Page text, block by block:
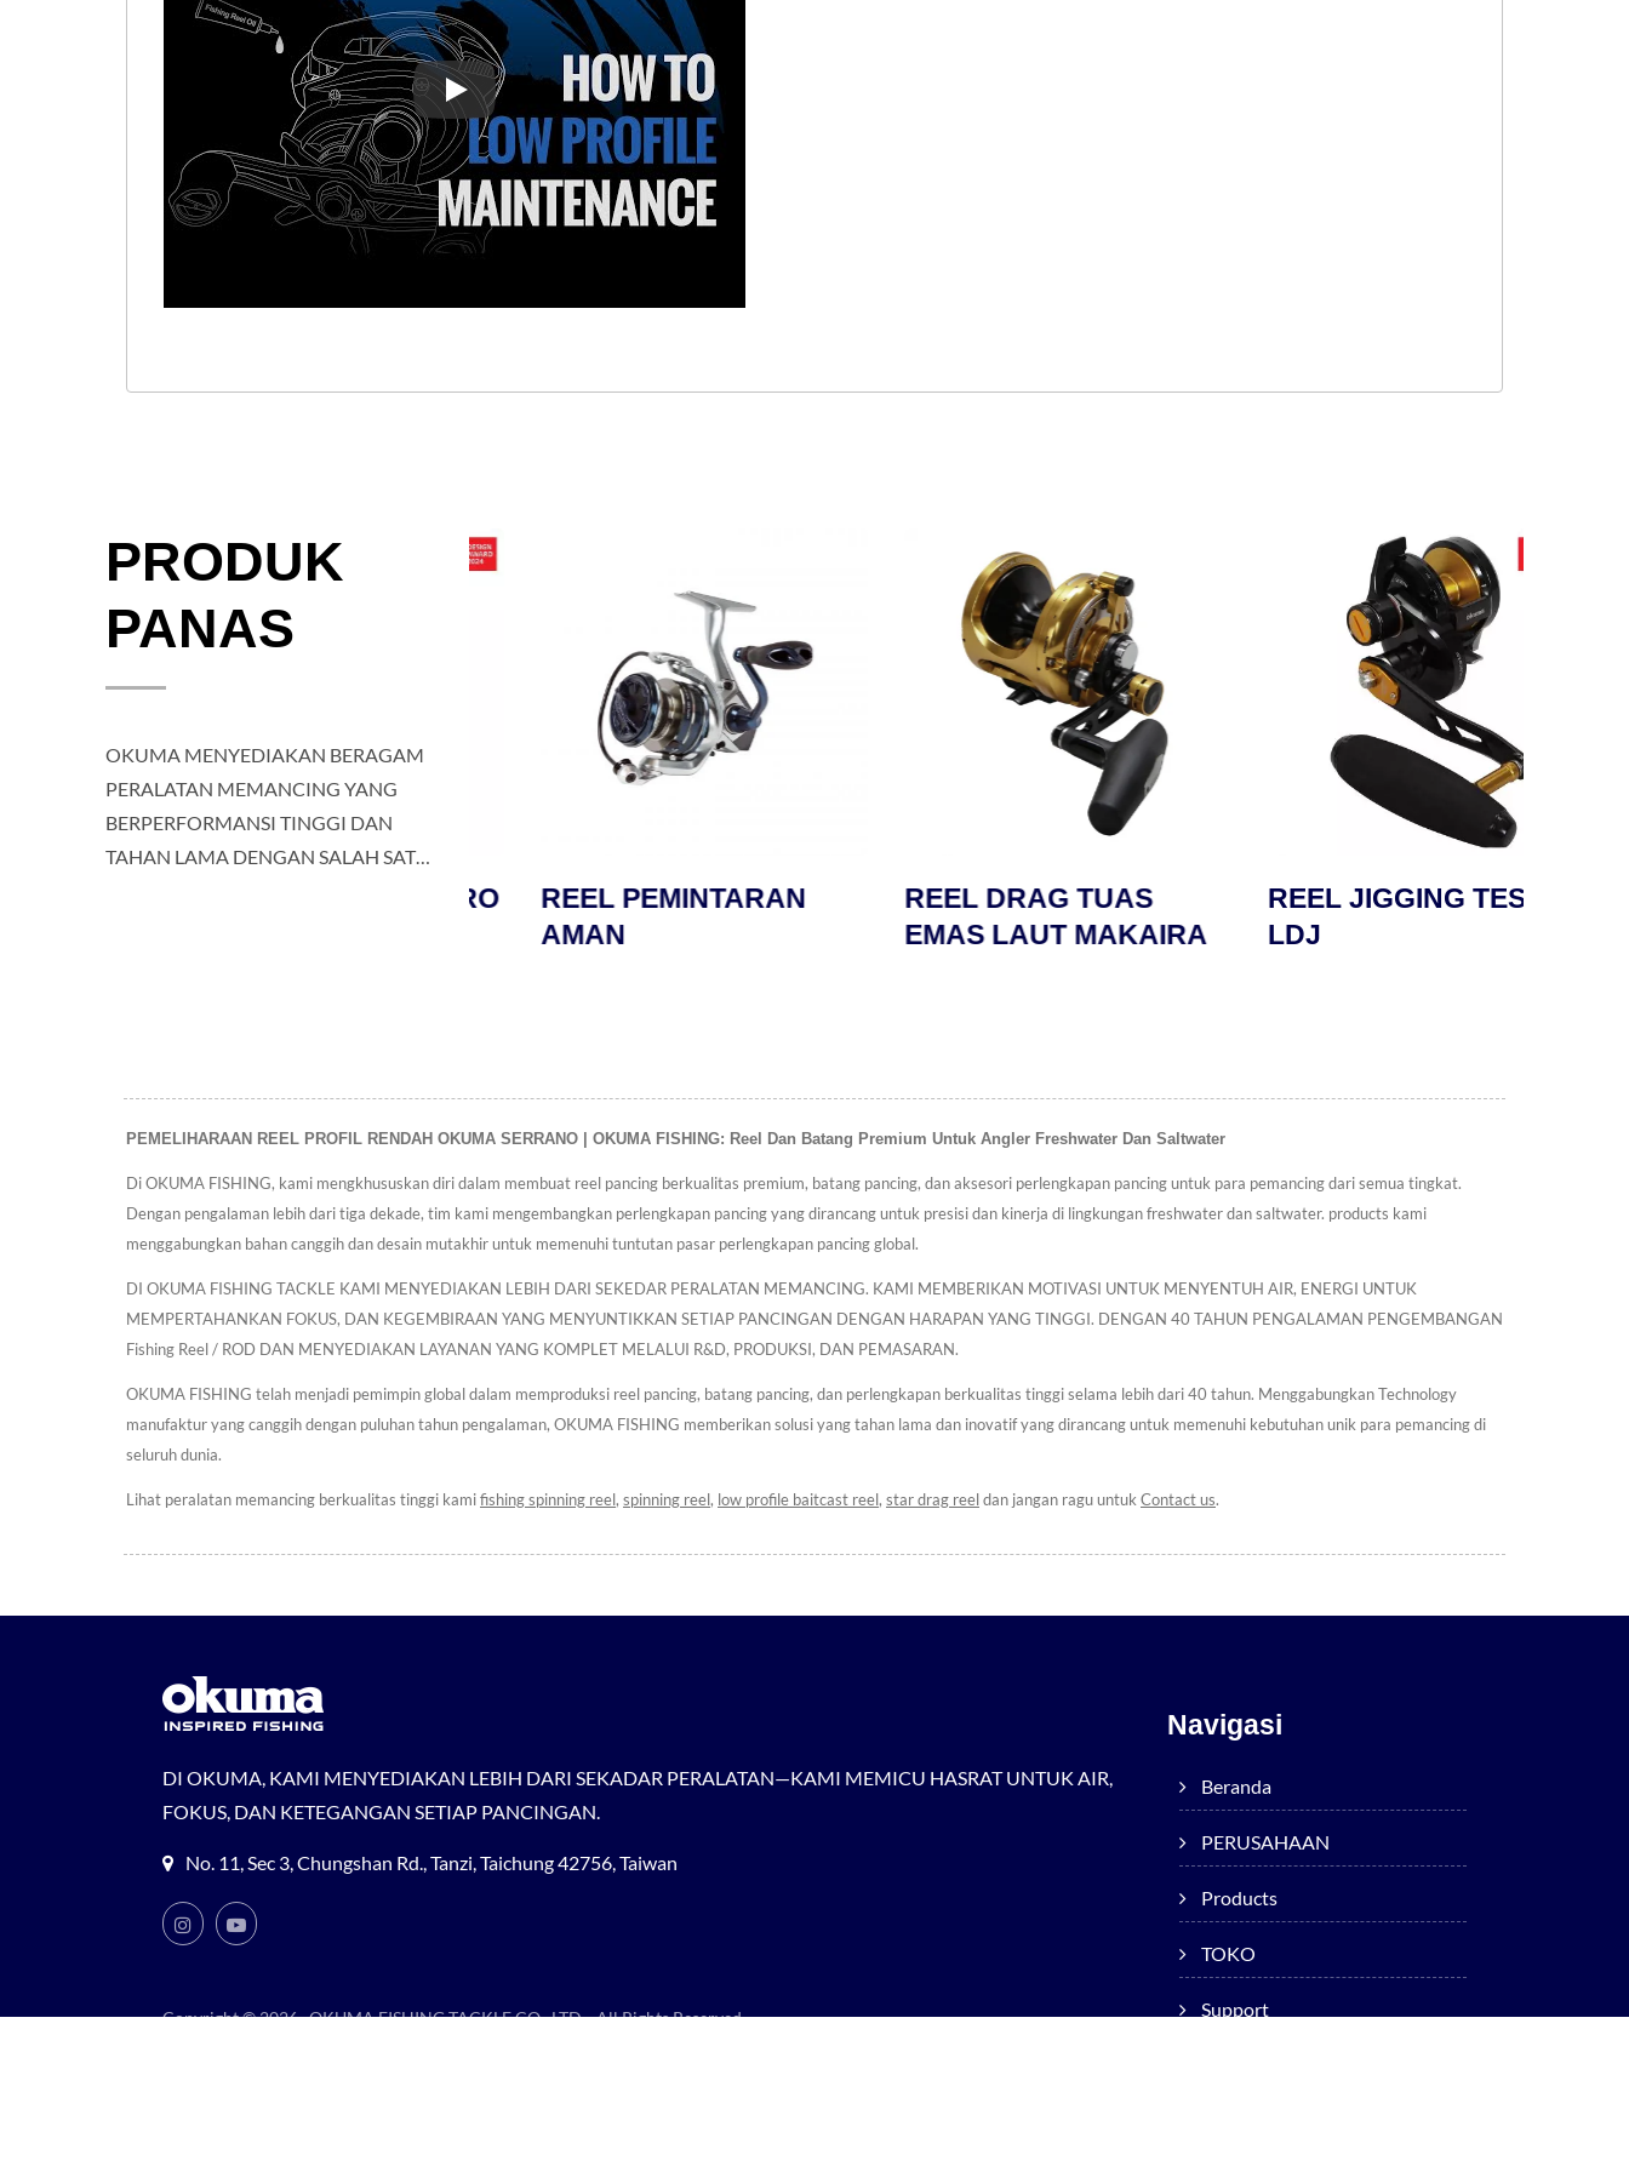
Pemeliharaan reel profil rendah Okuma Serrano
PRODUK
PANAS
OKUMA MENYEDIAKAN BERAGAM
PERALATAN MEMANCING YANG
BERPERFORMANSI TINGGI DAN
TAHAN LAMA DENGAN SALAH SATU
REEL PEMINTARAN
AMAN
REEL DRAG TUAS
EMAS LAUT MAKAIRA
REEL JIGGING TESORO
LDJ
PEMELIHARAAN REEL PROFIL RENDAH OKUMA SERRANO | OKUMA FISHING: Reel Dan Batang Premium Untuk Angler Freshwater Dan Saltwater
Di OKUMA FISHING, kami mengkhususkan diri dalam membuat reel pancing berkualitas premium, batang pancing, dan aksesori perlengkapan pancing untuk para pemancing dari semua tingkat.
Dengan pengalaman lebih dari tiga dekade, tim kami mengembangkan perlengkapan pancing yang dirancang untuk presisi dan kinerja di lingkungan freshwater dan saltwater. products kami
menggabungkan bahan canggih dan desain mutakhir untuk memenuhi tuntutan pasar perlengkapan pancing global.
DI OKUMA FISHING TACKLE KAMI MENYEDIAKAN LEBIH DARI SEKEDAR PERALATAN MEMANCING. KAMI MEMBERIKAN MOTIVASI UNTUK MENYENTUH AIR, ENERGI UNTUK
MEMPERTAHANKAN FOKUS, DAN KEGEMBIRAAN YANG MENYUNTIKKAN SETIAP PANCINGAN DENGAN HARAPAN YANG TINGGI. DENGAN 40 TAHUN PENGALAMAN PENGEMBANGAN
Fishing Reel / ROD DAN MENYEDIAKAN LAYANAN YANG KOMPLET MELALUI R&D, PRODUKSI, DAN PEMASARAN.
OKUMA FISHING telah menjadi pemimpin global dalam memproduksi reel pancing, batang pancing, dan perlengkapan berkualitas tinggi selama lebih dari 40 tahun. Menggabungkan Technology
manufaktur yang canggih dengan puluhan tahun pengalaman, OKUMA FISHING memberikan solusi yang tahan lama dan inovatif yang dirancang untuk memenuhi kebutuhan unik para pemancing di
seluruh dunia.
Lihat peralatan memancing berkualitas tinggi kamifishing spinning reel, spinning reel, low profile baitcast reel, star drag reeldan jangan ragu untuk Contact us.
DI OKUMA, KAMI MENYEDIAKAN LEBIH DARI SEKADAR PERALATAN—KAMI MEMICU HASRAT UNTUK AIR,
FOKUS, DAN KETEGANGAN SETIAP PANCINGAN.
No. 11, Sec 3, Chungshan Rd., Tanzi, Taichung 42756, Taiwan
Copyright © 2026 OKUMA FISHING TACKLE CO., LTD. All Rights Reserved.
Navigasi
Beranda
PERUSAHAAN
Products
TOKO
Support